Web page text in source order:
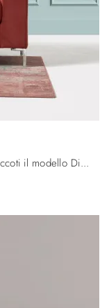
Se desideri ultimare gli spazi di lavoro, eccoti il modello Divano ospiti e attesa Frame di Diemmeoffice tra diverse proposte di sedie ospiti e ...